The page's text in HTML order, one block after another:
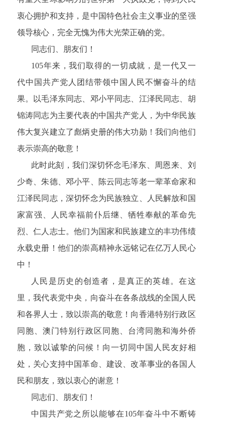
衷心拥护和支持，是中国特色社会主义事业的坚强
领导核心，完全无愧为伟大光荣正确的党。
同志们、朋友们！
105年来，我们取得的一切成就，是一代又一
代中国共产党人团结带领中国人民不懈奋斗的结
果。以毛泽东同志、邓小平同志、江泽民同志、胡
锦涛同志为主要代表的中国共产党人，为中华民族
伟大复兴建立了彪炳史册的伟大功勋！我们向他们
表示崇高的敬意！
此时此刻，我们深切怀念毛泽东、周恩来、刘
少奇、朱德、邓小平、陈云同志等老一辈革命家和
江泽民同志，深切怀念为民族独立、人民解放和国
家富强、人民幸福前仆后继、牺牲奉献的革命先
烈、仁人志士。他们为国家和民族建立的丰功伟绩
永载史册！他们的崇高精神永远铭记在亿万人民心
中！
人民是历史的创造者，是真正的英雄。在这
里，我代表党中央，向奋斗在各条战线的全国人民
和各界人士，致以崇高的敬意！向香港特别行政区
同胞、澳门特别行政区同胞、台湾同胞和海外侨
胞，致以诚挚的问候！向一切同中国人民友好相
处，关心支持中国革命、建设、改革事业的各国人
民和朋友，致以衷心的谢意！
同志们、朋友们！
中国共产党之所以能够在105年奋斗中不断铸